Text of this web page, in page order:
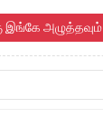
இங்கே அழுத்தவும்